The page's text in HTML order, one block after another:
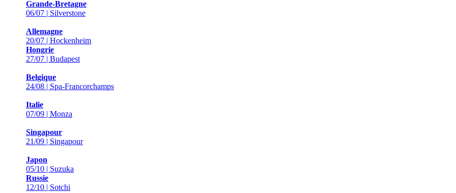
Grande-Bretagne
06/07 | Silverstone
Allemagne
20/07 | Hockenheim
Hongrie
27/07 | Budapest
Belgique
24/08 | Spa-Francorchamps
Italie
07/09 | Monza
Singapour
21/09 | Singapour
Japon
05/10 | Suzuka
Russie
12/10 | Sotchi